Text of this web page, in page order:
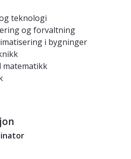
teknologi
og forvaltning
i bygninger
matematikk